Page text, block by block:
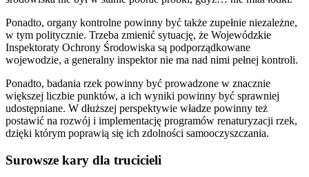
Ponadto, organy kontrolne powinny być także zupełnie niezależne,
w tym politycznie. Trzeba zmienić sytuację, że Wojewódzkie
Inspektoraty Ochrony Środowiska są podporządkowane
wojewodzie, a generalny inspektor nie ma nad nimi pełnej kontroli.
Ponadto, badania rzek powinny być prowadzone w znacznie
większej liczbie punktów, a ich wyniki powinny być sprawniej
udostępniane. W dłuższej perspektywie władze powinny też
postawić na rozwój i implementację programów renaturyzacji rzek,
dzięki którym poprawią się ich zdolności samooczyszczania.
Surowsze kary dla trucicieli